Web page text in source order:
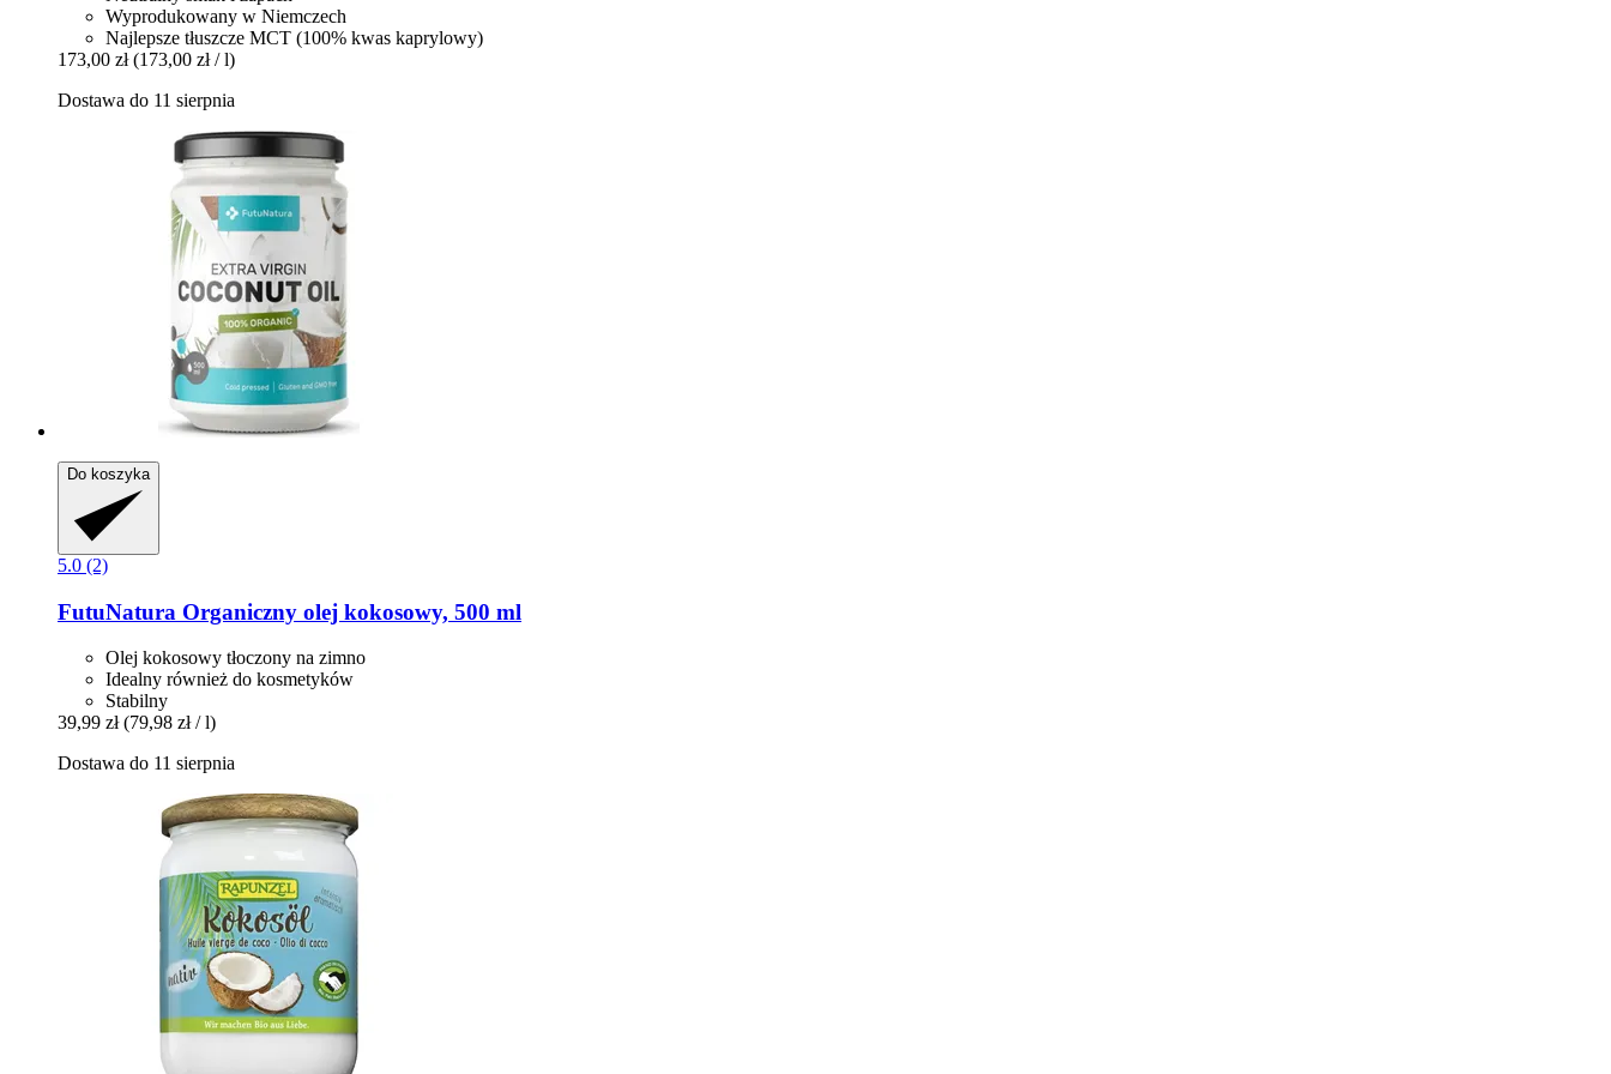
Wyprodukowany w Niemczech
Najlepsze tłuszcze MCT (100% kwas kaprylowy)
173,00 zł (173,00 zł / l)
Dostawa do 11 sierpnia
Do koszyka
5.0 (2)
FutuNatura Organiczny olej kokosowy, 500 ml
Olej kokosowy tłoczony na zimno
Idealny również do kosmetyków
Stabilny
39,99 zł (79,98 zł / l)
Dostawa do 11 sierpnia